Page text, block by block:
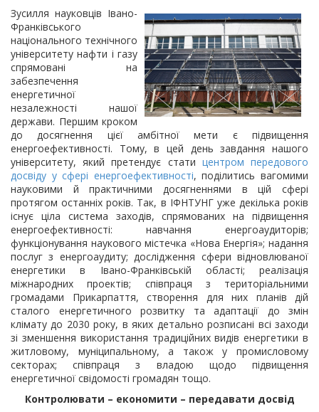
Зусилля науковців Івано-
Франківського
національного технічного
університету нафти і газу
спрямовані на
забезпечення
енергетичної
незалежності нашої
держави. Першим кроком
до досягнення цієї амбітної мети є підвищення
енергоефективності. Тому, в цей день завдання нашого
університету, який претендує стати центром передового
досвіду у сфері енергоефективності, поділитись вагомими
науковими й практичними досягненнями в цій сфері
протягом останніх років. Так, в ІФНТУНГ уже декілька років
існує ціла система заходів, спрямованих на підвищення
енергоефективності: навчання енергоаудиторів;
функціонування наукового містечка «Нова Енергія»; надання
послуг з енергоаудиту; дослідження сфери відновлюваної
енергетики в Івано-Франківській області; реалізація
міжнародних проектів; співпраця з територіальними
громадами Прикарпаття, створення для них планів дій
сталого енергетичного розвитку та адаптації до змін
клімату до 2030 року, в яких детально розписані всі заходи
зі зменшення використання традиційних видів енергетики в
житловому, муніципальному, а також у промисловому
секторах; співпраця з владою щодо підвищення
енергетичної свідомості громадян тощо.
Контролювати – економити – передавати досвід